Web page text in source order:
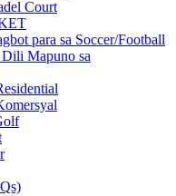
Court
para sa Soccer/Football
Mapuno sa